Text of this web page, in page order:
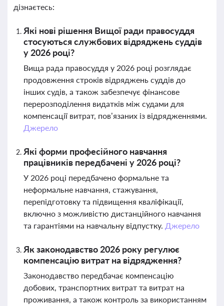
дізнаєтесь:
Які нові рішення Вищої ради правосуддя
стосуються службових відряджень суддів
у 2026 році?
Вища рада правосуддя у 2026 році розглядає
продовження строків відряджень суддів до
інших судів, а також забезпечує фінансове
перерозподілення видатків між судами для
компенсації витрат, пов’язаних із відрядженнями.
Джерело
Які форми професійного навчання
працівників передбачені у 2026 році?
У 2026 році передбачено формальне та
неформальне навчання, стажування,
перепідготовку та підвищення кваліфікації,
включно з можливістю дистанційного навчання
та гарантіями на навчальну відпустку. Джерело
Як законодавство 2026 року регулює
компенсацію витрат на відрядження?
Законодавство передбачає компенсацію
добових, транспортних витрат та витрат на
проживання, а також контроль за використанням